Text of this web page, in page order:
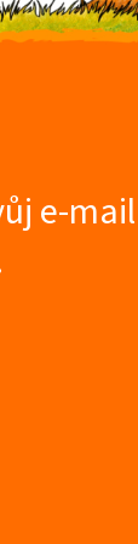
e-